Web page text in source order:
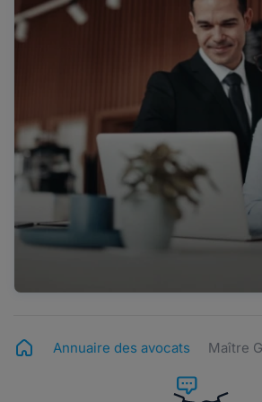
Annuaire des avocats Maître